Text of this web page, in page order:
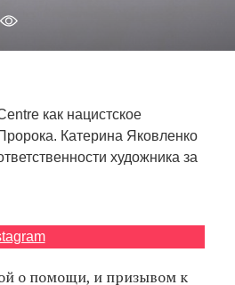
как нацистское
Катерина Яковленко
художника за
о помощи, и призывом к